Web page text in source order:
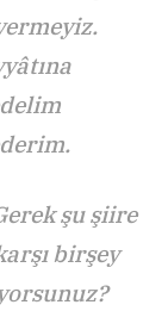
şu şiire
birşey